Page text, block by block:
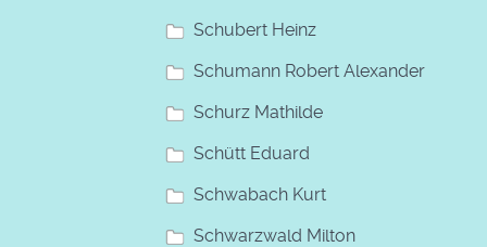
Schubert Heinz
Schumann Robert Alexander
Schurz Mathilde
Schütt Eduard
Schwabach Kurt
Schwarzwald Milton